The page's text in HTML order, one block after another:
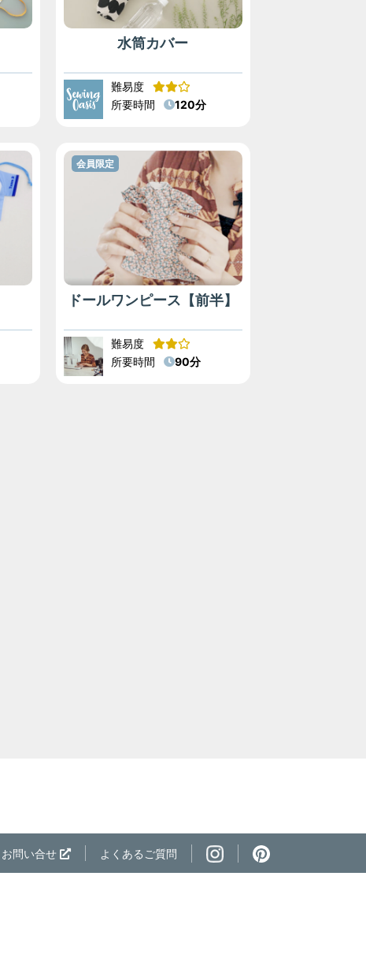
水筒カバー
難易度
所要時間
120分
ドールワンピース【前半】
会員限定
難易度
所要時間
90分
お問い合せ よくあるご質問